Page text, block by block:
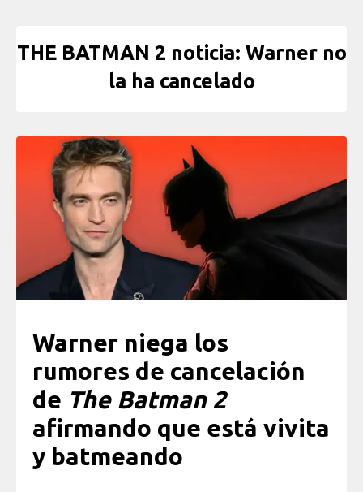
THE BATMAN 2 noticia: Warner no
la ha cancelado
Warner niega los
rumores de cancelación
de The Batman 2
afirmando que está vivita
y batmeando